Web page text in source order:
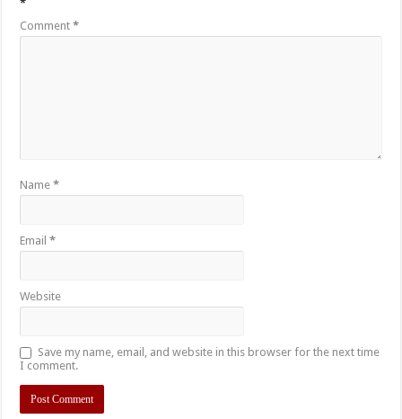
*
Comment*
Name*
Email*
Website
Save my name, email, and website in this browser for the next time
I comment.